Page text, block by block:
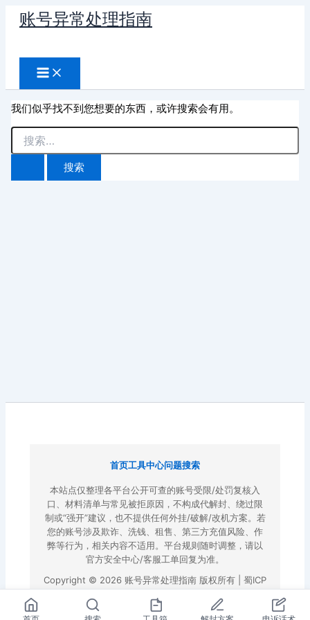
账号异常处理指南
索
我们似乎找不到您想要的东西，或许搜索会有用。
搜
索：
首页工具中心问题搜索
本站点仅整理各平台公开可查的账号受限/处罚复核入
口、材料清单与常见被拒原因，不构成代解封、绕过限
制或“强开”建议，也不提供任何外挂/破解/改机方案。若
您的账号涉及欺诈、洗钱、租售、第三方充值风险、作
弊等行为，相关内容不适用。平台规则随时调整，请以
官方安全中心/客服工单回复为准。
Copyright © 2026 账号异常处理指南 版权所有 | 蜀ICP